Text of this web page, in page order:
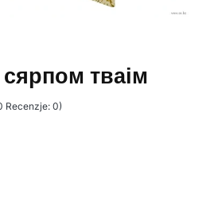
тваім
Recenzje: 0)